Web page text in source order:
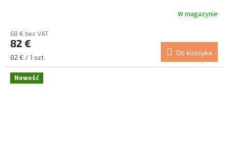
W magazynie
68 € bez VAT
82 €
Cena
jednostkowa:
82 € / 1 szt.
Do koszyka
Nowość